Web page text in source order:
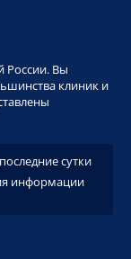
России. Вы
клиник и
сутки
информации